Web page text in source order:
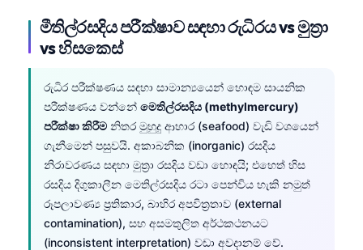
මීතිල්රසදිය පරීක්ෂාව සඳහා රුධිරය vs මුත්‍රා
vs හිසකෙස්
රුධිර පරීක්ෂණය සඳහා සාමාන්‍යයෙන් හොඳම සායනික
පරීක්ෂණය වන්නේ මෙතිල්රසදිය (methylmercury)
පරීක්ෂා කිරීම නිතර මුහුදු ආහාර (seafood) වැඩි වශයෙන්
ගැනීමෙන් පසුවයි. අකාබනික (inorganic) රසදිය
නිරාවරණය සඳහා මුත්‍රා රසදිය වඩා හොඳයි; එහෙත් හිස
රසදිය දිගුකාලීන මෙතිල්රසදිය රටා පෙන්විය හැකි නමුත්
රූපලාවණ්‍ය ප්‍රතිකාර, බාහිර අපවිත්‍රතාව (external
contamination), සහ අසමතුලිත අර්ථකථනයට
(inconsistent interpretation) වඩා අවදානම් වේ.
Esperanto
Frysk
Ślōnskŏ gŏdka
Norsk bokmål